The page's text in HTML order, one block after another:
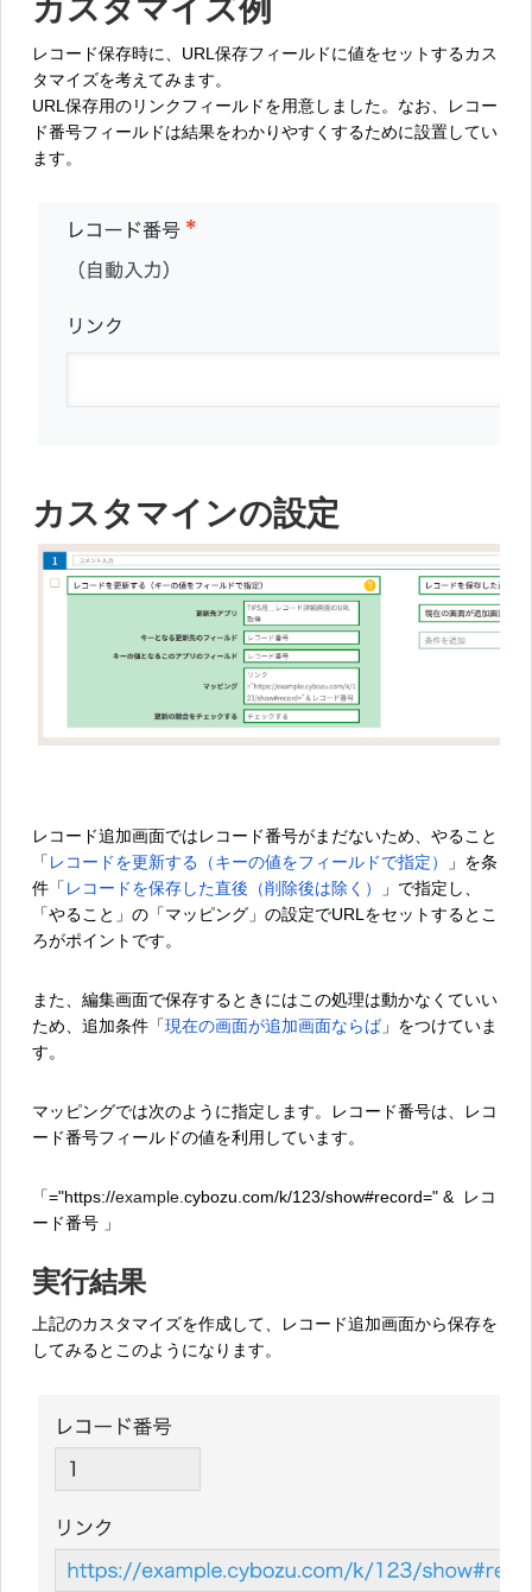
レコード保存時に、URL保存フィールドに値をセットするカス
タマイズを考えてみます。
URL保存用のリンクフィールドを用意しました。なお、レコー
ド番号フィールドは結果をわかりやすくするために設置してい
ます。
カスタマインの設定
レコード追加画面ではレコード番号がまだないため、やること
「 レコードを更新する（キーの値をフィールドで指定）
」を条
件「 レコードを保存した直後（削除後は除く）
」で指定し、
「やること」の「マッピング」の設定でURLをセットするとこ
ろがポイントです。
また、編集画面で保存するときにはこの処理は動かなくていい
ため、追加条件「現在の画面が追加画面ならば」をつけていま
す。
マッピングでは次のように指定します。レコード番号は、レコ
ード番号フィールドの値を利用しています。
「="https://example .cybozu.com/k/123/show#record=" & レコ
ード番号 」
実行結果
上記のカスタマイズを作成して、レコード追加画面から保存を
してみるとこのようになります。